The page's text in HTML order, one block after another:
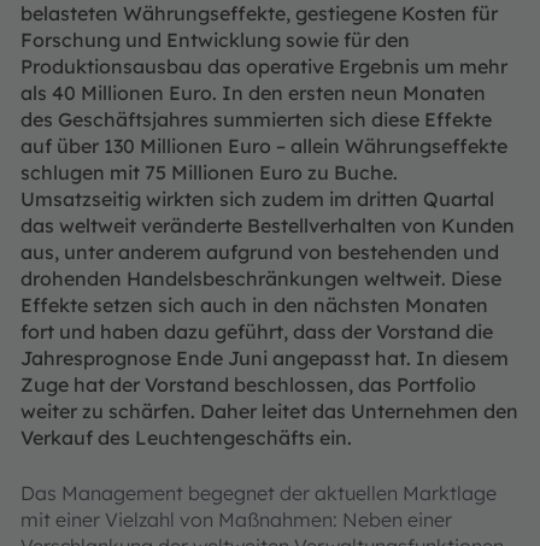
belasteten Währungseffekte, gestiegene Kosten für
Forschung und Entwicklung sowie für den
Produktionsausbau das operative Ergebnis um mehr
als 40 Millionen Euro. In den ersten neun Monaten
des Geschäftsjahres summierten sich diese Effekte
auf über 130 Millionen Euro – allein Währungseffekte
schlugen mit 75 Millionen Euro zu Buche.
Umsatzseitig wirkten sich zudem im dritten Quartal
das weltweit veränderte Bestellverhalten von Kunden
aus, unter anderem aufgrund von bestehenden und
drohenden Handelsbeschränkungen weltweit. Diese
Effekte setzen sich auch in den nächsten Monaten
fort und haben dazu geführt, dass der Vorstand die
Jahresprognose Ende Juni angepasst hat. In diesem
Zuge hat der Vorstand beschlossen, das Portfolio
weiter zu schärfen. Daher leitet das Unternehmen den
Verkauf des Leuchtengeschäfts ein.
Das Management begegnet der aktuellen Marktlage
mit einer Vielzahl von Maßnahmen: Neben einer